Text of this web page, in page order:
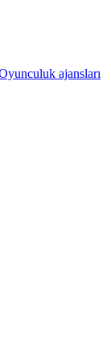
ajansları